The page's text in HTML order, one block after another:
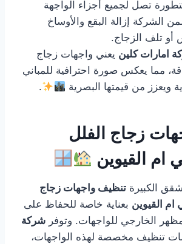
تصل لجميع أجزاء الواجهة
الشركة إزالة البقع والأوساخ
أو تلف الزجاج.
امارات كلين يعني واجهات زجاج
مما يعكس صورة احترافية للمباني
ويعزز من قيمتها البصرية
.
زجاج الفلل
القيوين
الكبيرة تنظيف واجهات زجاج
ام القيوين بعناية خاصة للحفاظ على
الخارجي للواجهات. وتوفر شركة
تنظيف مخصصة لهذه الواجهات،